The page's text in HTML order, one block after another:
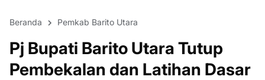
Beranda Pemkab Barito Utara
Pj Bupati Barito Utara Tutup
Pembekalan dan Latihan Dasar